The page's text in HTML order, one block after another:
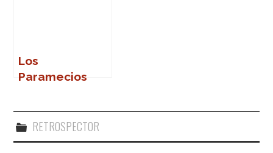
Los
Paramecios
RETROSPECTOR